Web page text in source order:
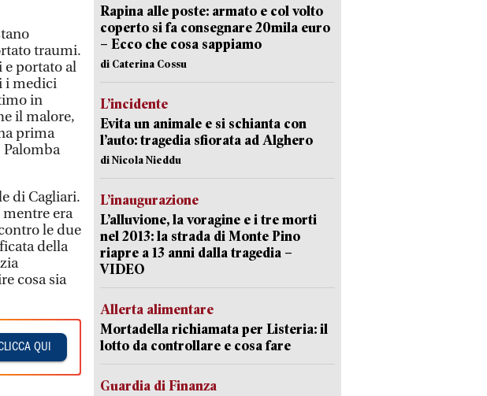
traumi.
e portato al
i medici
in
il malore,
prima
Palomba
di Cagliari.
era
le due
della
cosa sia
QUI
Rapina alle poste: armato e col volto
coperto si fa consegnare 20mila euro
– Ecco che cosa sappiamo
di Caterina Cossu
L’incidente
Evita un animale e si schianta con
l’auto: tragedia sfiorata ad Alghero
di Nicola Nieddu
L’inaugurazione
L’alluvione, la voragine e i tre morti
nel 2013: la strada di Monte Pino
riapre a 13 anni dalla tragedia –
VIDEO
Allerta alimentare
Mortadella richiamata per Listeria: il
lotto da controllare e cosa fare
Guardia di Finanza